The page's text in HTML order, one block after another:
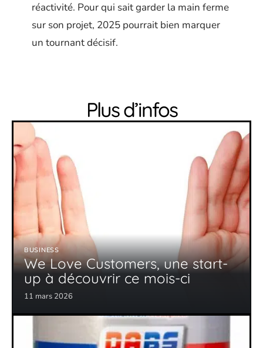
réactivité. Pour qui sait garder la main ferme
sur son projet, 2025 pourrait bien marquer
un tournant décisif.
Plus d’infos
BUSINESS
We Love Customers, une start-
up à découvrir ce mois-ci
11 mars 2026